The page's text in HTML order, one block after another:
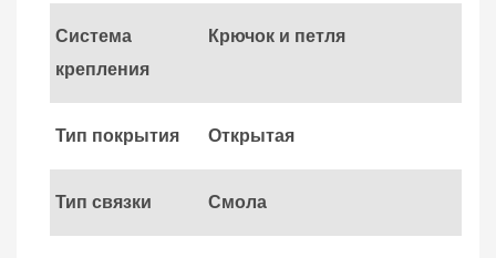
Система
крепления
Крючок и петля
Тип покрытия Открытая
Тип связки Смола